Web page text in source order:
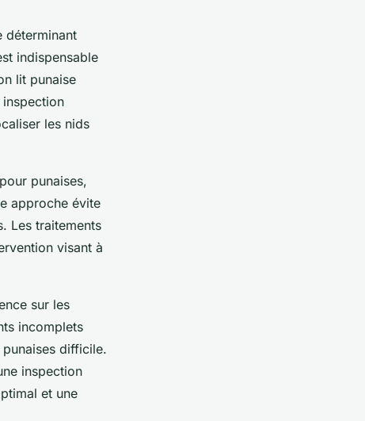
déterminant
indispensable
lit punaise
les nids
punaises,
approche évite
Les traitements
visant à
sur les
incomplets
difficile.
inspection
et une